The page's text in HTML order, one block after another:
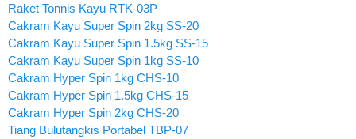
Raket Tonnis Kayu RTK-03P
Cakram Kayu Super Spin 2kg SS-20
Cakram Kayu Super Spin 1.5kg SS-15
Cakram Kayu Super Spin 1kg SS-10
Cakram Hyper Spin 1kg CHS-10
Cakram Hyper Spin 1.5kg CHS-15
Cakram Hyper Spin 2kg CHS-20
Tiang Bulutangkis Portabel TBP-07